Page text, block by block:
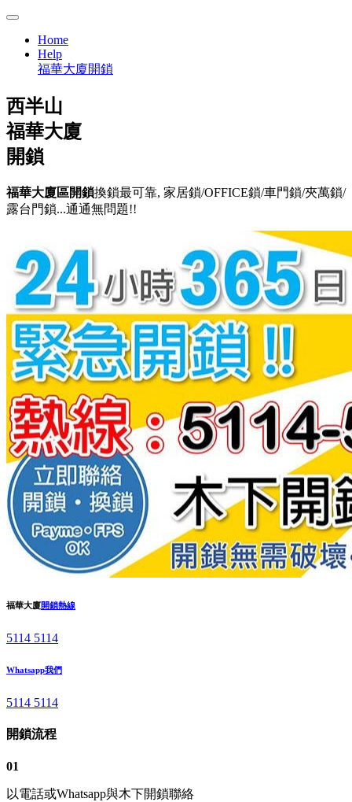
Home
Help
福華大廈開鎖
西半山
福華大廈
開鎖
福華大廈區開鎖換鎖最可靠, 家居鎖/OFFICE鎖/車門鎖/夾萬鎖/
露台門鎖...通通無問題!!
福華大廈開鎖熱線
5114 5114
Whatsapp我們
5114 5114
開鎖流程
01
以電話或Whatsapp與木下開鎖聯絡